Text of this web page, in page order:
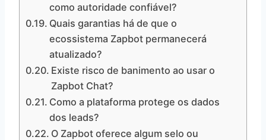
como autoridade confiável?
Quais garantias há de que o
ecossistema Zapbot permanecerá
atualizado?
Existe risco de banimento ao usar o
Zapbot Chat?
Como a plataforma protege os dados
dos leads?
O Zapbot oferece algum selo ou